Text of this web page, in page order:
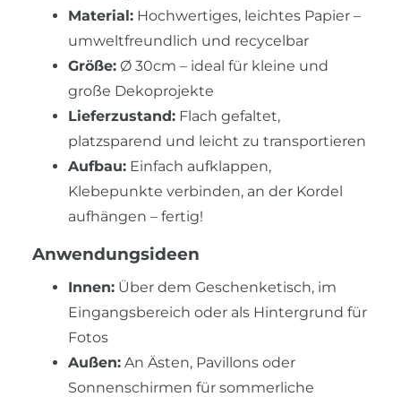
Material: Hochwertiges, leichtes Papier –
umweltfreundlich und recycelbar
Größe: Ø 30cm – ideal für kleine und
große Dekoprojekte
Lieferzustand: Flach gefaltet,
platzsparend und leicht zu transportieren
Aufbau: Einfach aufklappen,
Klebepunkte verbinden, an der Kordel
aufhängen – fertig!
Anwendungsideen
Innen: Über dem Geschenketisch, im
Eingangsbereich oder als Hintergrund für
Fotos
Außen: An Ästen, Pavillons oder
Sonnenschirmen für sommerliche